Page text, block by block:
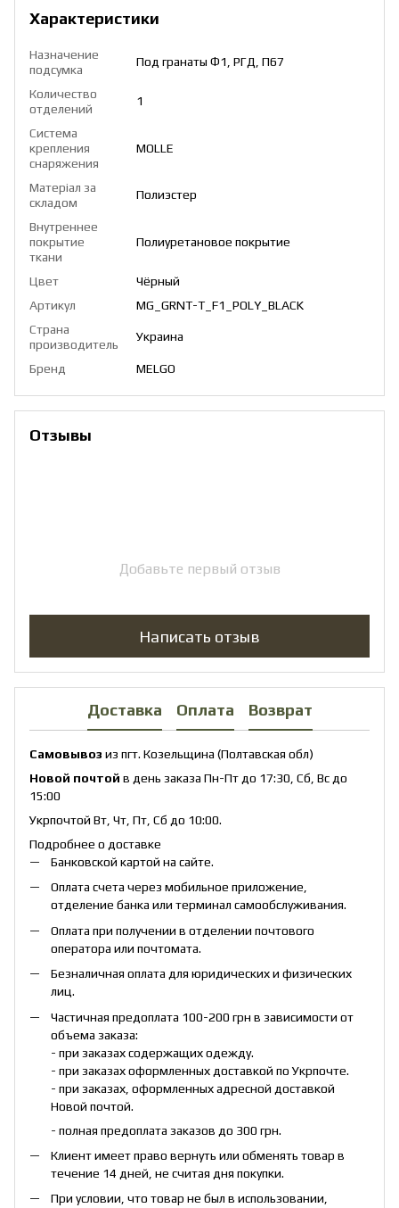
Характеристики
Назначение
подсумка
Под гранаты Ф1, РГД, П67
Количество
отделений
1
Система
крепления
снаряжения
MOLLE
Матеріал за
складом
Полиэстер
Внутреннее
покрытие
ткани
Полиуретановое покрытие
Цвет
Чёрный
Артикул
MG_GRNT-Т_F1_POLY_BLACK
Страна
производитель
Украина
Бренд MELGO
Отзывы
Добавьте первый отзыв
Написать отзыв
Доставка Оплата Возврат
Самовывоз из пгт. Козельщина (Полтавская обл)
Новой почтой в день заказа Пн-Пт до 17:30, Сб, Вс до
15:00
Укрпочтой Вт, Чт, Пт, Сб до 10:00.
Подробнее о доставке
Банковской картой на сайте.
Оплата счета через мобильное приложение,
отделение банка или терминал самообслуживания.
Оплата при получении в отделении почтового
оператора или почтомата.
Безналичная оплата для юридических и физических
лиц.
Частичная предоплата 100-200 грн в зависимости от
объема заказа:
- при заказах содержащих одежду.
- при заказах оформленных доставкой по Укрпочте.
- при заказах, оформленных адресной доставкой
Новой почтой.
- полная предоплата заказов до 300 грн.
Клиент имеет право вернуть или обменять товар в
течение 14 дней, не считая дня покупки.
При условии, что товар не был в использовании,